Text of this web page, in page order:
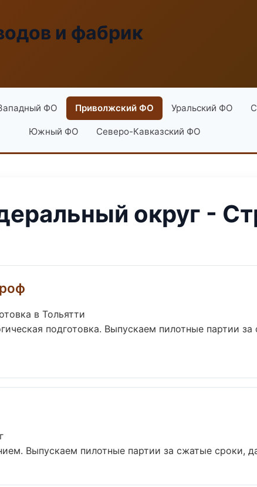
и фабрик
ФО Приволжский ФО Уральский ФО
Южный ФО Северо-Кавказский ФО
округ -
в Тольятти
подготовка. Выпускаем пилотные партии
Выпускаем пилотные партии за сжатые сроки,